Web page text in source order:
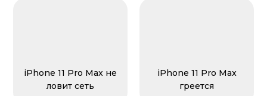
iPhone 11 Pro Max не
ловит сеть
iPhone 11 Pro Max
греется